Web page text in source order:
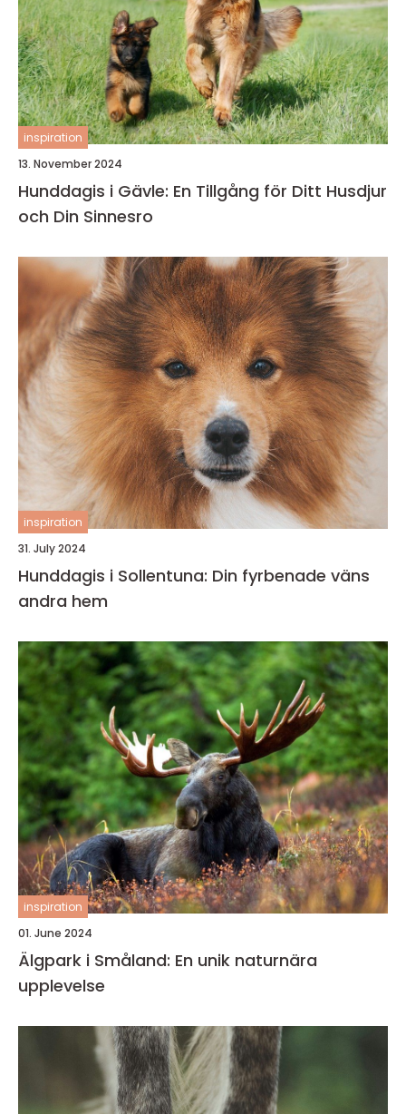
inspiration
13. November 2024
Hunddagis i Gävle: En Tillgång för Ditt Husdjur
och Din Sinnesro
inspiration
31. July 2024
Hunddagis i Sollentuna: Din fyrbenade väns
andra hem
inspiration
01. June 2024
Älgpark i Småland: En unik naturnära
upplevelse